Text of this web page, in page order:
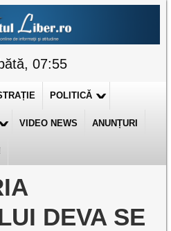
07:55
POLITICĂ
VIDEO NEWS ANUNȚURI
DEVA SE